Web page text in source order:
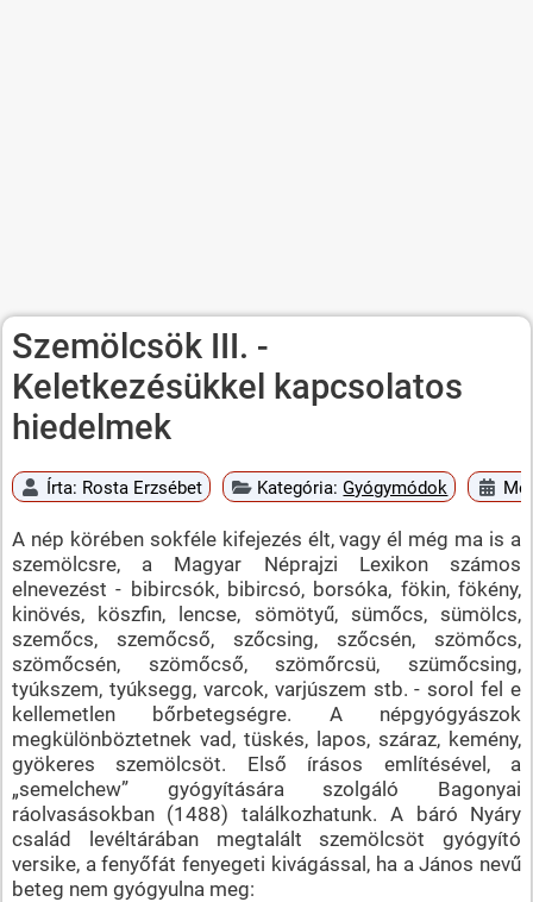
Szemölcsök III. -
Keletkezésükkel kapcsolatos
hiedelmek
Írta: Rosta Erzsébet Kategória:Gyógymódok
A nép körében sokféle kifejezés élt, vagy él még ma is a
szemölcsre, a Magyar Néprajzi Lexikon számos
elnevezést - bibircsók, bibircsó, borsóka, fökin, fökény,
kinövés, köszfin, lencse, sömötyű, sümőcs, sümölcs,
szemőcs, szemőcső, szőcsing, szőcsén, szömőcs,
szömőcsén, szömőcső, szömőrcsü, szümőcsing,
tyúkszem, tyúksegg, varcok, varjúszem stb. - sorol fel e
kellemetlen bőrbetegségre. A népgyógyászok
megkülönböztetnek vad, tüskés, lapos, száraz, kemény,
gyökeres szemölcsöt. Első írásos említésével, a
„semelchew” gyógyítására szolgáló Bagonyai
ráolvasásokban (1488) találkozhatunk. A báró Nyáry
család levéltárában megtalált szemölcsöt gyógyító
versike, a fenyőfát fenyegeti kivágással, ha a János nevű
beteg nem gyógyulna meg: